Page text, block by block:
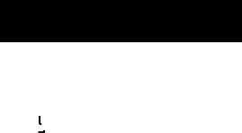
เ